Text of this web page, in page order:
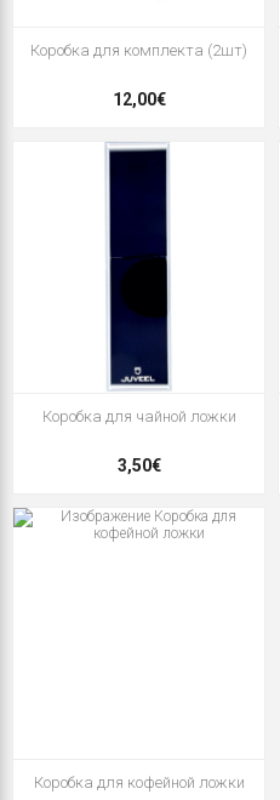
Коробка для комплекта (2шт)
12,00€
Коробка для чайной ложки
3,50€
Коробка для кофейной ложки